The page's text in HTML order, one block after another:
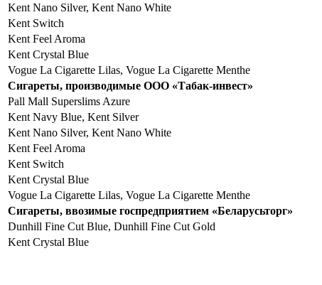
Kent Nano Silver, Kent Nano White
Kent Switch
Kent Feel Aroma
Kent Crystal Blue
Vogue La Cigarette Lilas, Vogue La Cigarette Menthe
Сигареты, производимые ООО «Табак-инвест»
Pall Mall Superslims Azure
Kent Navy Blue, Kent Silver
Kent Nano Silver, Kent Nano White
Kent Feel Aroma
Kent Switch
Kent Crystal Blue
Vogue La Cigarette Lilas, Vogue La Cigarette Menthe
Сигареты, ввозимые госпредприятием «Беларусьторг»
Dunhill Fine Cut Blue, Dunhill Fine Cut Gold
Kent Crystal Blue